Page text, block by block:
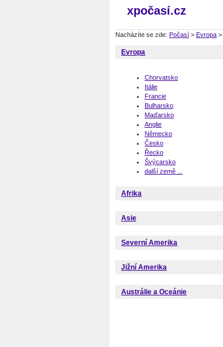
xpočasí.cz
Nacházíte se zde: Počasí > Evropa >
Evropa
Chorvatsko
Itálie
Francie
Bulharsko
Maďarsko
Anglie
Německo
Česko
Řecko
Švýcarsko
další země ...
Afrika
Asie
Severní Amerika
Jižní Amerika
Austrálie a Oceánie